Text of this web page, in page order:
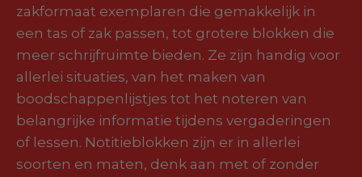
zakformaat exemplaren die gemakkelijk in
een tas of zak passen, tot grotere blokken die
meer schrijfruimte bieden. Ze zijn handig voor
allerlei situaties, van het maken van
boodschappenlijstjes tot het noteren van
belangrijke informatie tijdens vergaderingen
of lessen. Notitieblokken zijn er in allerlei
soorten en maten, denk aan met of zonder